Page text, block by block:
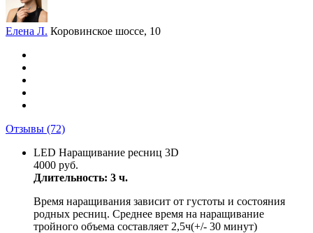
Елена Л. Коровинское шоссе, 10
Отзывы (72)
LED Наращивание ресниц 3D
4000 руб.
Длительность: 3 ч.
Время наращивания зависит от густоты и состояния
родных ресниц. Среднее время на наращивание
тройного объема составляет 2,5ч(+/- 30 минут)